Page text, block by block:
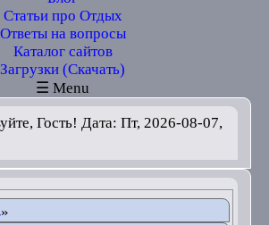
Статьи про Отдых
Ответы на вопросы
Каталог сайтов
Загрузки (Скачать)
☰ Menu
Гость! Дата: Пт, 2026-08-07,
»